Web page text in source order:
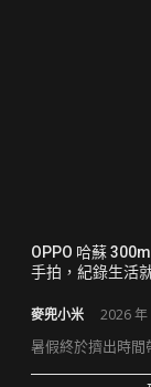
OPPO 哈蘇
手拍，紀錄生活
麥兜小米 2026 年
暑假終於擠出時間